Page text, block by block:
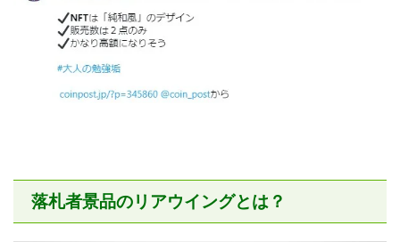
落札者景品のリアウイングとは？